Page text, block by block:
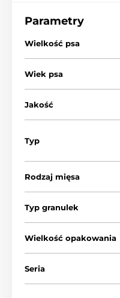
Zalety karmy:
metabolicznych w
Mięso jagnięce
Parametry
Wielkość psa
Wiek psa
Jakość
Typ
Rodzaj mięsa
Typ granulek
Wielkość opakowania
Seria